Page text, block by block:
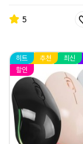
5
히트 추천 최신
할인